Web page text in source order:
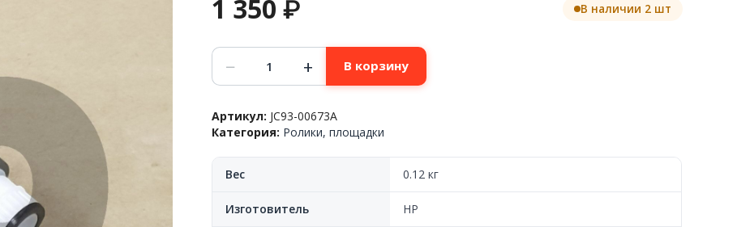
1 350₽ В наличии 2 шт
Количество
товара
Ролик
захвата
из
сборе
CLP-
− + В корзину
Артикул: JC93-00673A
Категория: Ролики, площадки
Вес 0.12 кг
Изготовитель HP